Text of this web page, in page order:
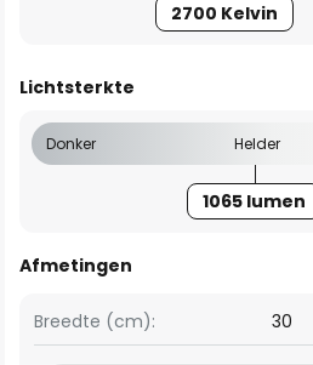
2700 Kelvin
Lichtsterkte
Donker Helder
1065 lumen
Afmetingen
Breedte (cm): 30